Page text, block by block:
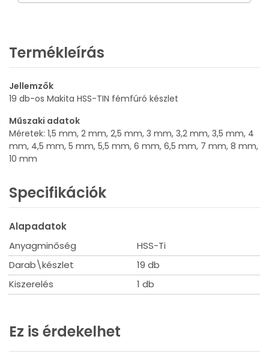
Termékleírás
Jellemzők
19 db-os Makita HSS-TIN fémfúró készlet
Műszaki adatok
Méretek: 1,5 mm, 2 mm, 2,5 mm, 3 mm, 3,2 mm, 3,5 mm, 4
mm, 4,5 mm, 5 mm, 5,5 mm, 6 mm, 6,5 mm, 7 mm, 8 mm,
10 mm
Specifikációk
Alapadatok
Anyagminőség
HSS-Ti
Darab\készlet
19 db
Kiszerelés
1 db
Ez is érdekelhet